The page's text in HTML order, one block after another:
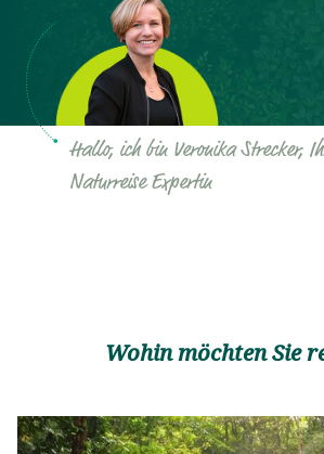
Hallo, ich bin Veronika Strecker,
Naturreise Expertin
Wohin möchten Sie